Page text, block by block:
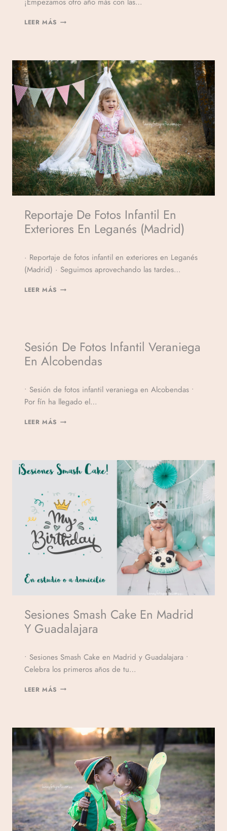
LEER MÁS
Reportaje De Fotos Infantil En
Exteriores En Leganés (Madrid)
Veronicamulio
· Reportaje de fotos infantil en exteriores en Leganés
(Madrid) · Seguimos aprovechando las tardes…
LEER MÁS
Sesión De Fotos Infantil Veraniega
En Alcobendas
Veronicamulio
• Sesión de fotos infantil veraniega en Alcobendas •
Por fín ha llegado el…
LEER MÁS
Sesiones Smash Cake En Madrid
Y Guadalajara
Veronicamulio
• Sesiones Smash Cake en Madrid y Guadalajara •
Celebra los primeros años de tu…
LEER MÁS